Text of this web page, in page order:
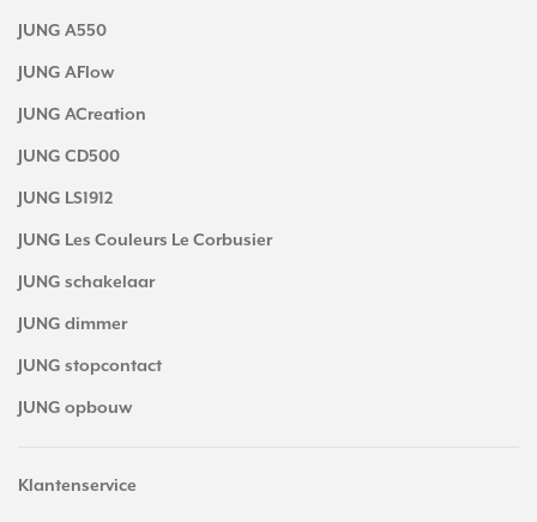
JUNG A550
JUNG AFlow
JUNG ACreation
JUNG CD500
JUNG LS1912
JUNG Les Couleurs Le Corbusier
JUNG schakelaar
JUNG dimmer
JUNG stopcontact
JUNG opbouw
Klantenservice